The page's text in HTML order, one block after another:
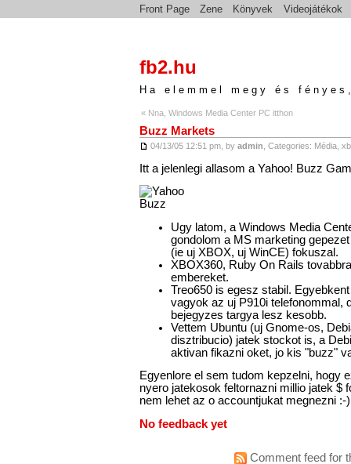
Front Page Zene Könyvek Videojátékok
fb2.hu
Ha elemmel megy és
« Nna, Windows Media Center PC itthon
Buzz Markets
04/13/05 12:51 pm, by admin , Categories: Média,
Itt a jelenlegi allasom a Yahoo! Buzz
Ugy latom, a Windows Media
gondolom a MS marketing
(ie uj XBOX, uj WinCE) fokuszal.
XBOX360, Ruby On Rails
embereket.
Treo650 is egesz stabil.
vagyok az uj P910i telefonommal,
bejegyzes targya lesz kesobb.
Vettem Ubuntu (uj Gnome-os,
disztribucio) jatek stockot is, a
aktivan fikazni oket, jo kis "buzz"
Egyenlore el sem tudom kepzelni, hogy
nyero jatekosok feltornazni millio jatek $
nem lehet az o accountjukat megnezni :-
No feedback yet
Comment feed for